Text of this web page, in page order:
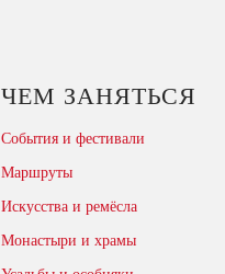
ЧЕМ ЗАНЯТЬСЯ
События и фестивали
Маршруты
Искусства и ремёсла
Монастыри и храмы